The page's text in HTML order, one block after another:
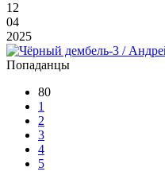
12
04
2025
Попаданцы
80
1
2
3
4
5